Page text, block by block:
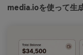
media.ioを使って生